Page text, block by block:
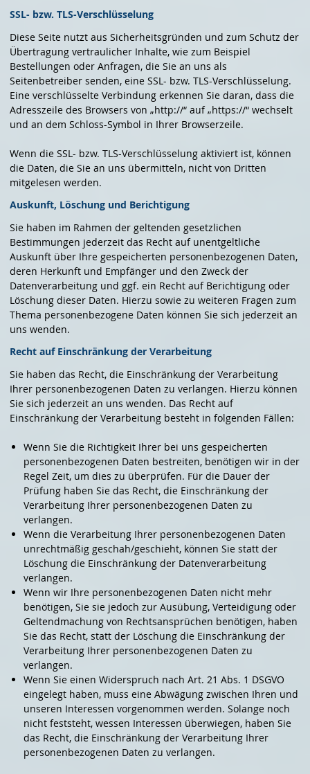
SSL- bzw. TLS-Verschlüsselung
Diese Seite nutzt aus Sicherheitsgründen und zum Schutz der
Übertragung vertraulicher Inhalte, wie zum Beispiel
Bestellungen oder Anfragen, die Sie an uns als
Seitenbetreiber senden, eine SSL- bzw. TLS-Verschlüsselung.
Eine verschlüsselte Verbindung erkennen Sie daran, dass die
Adresszeile des Browsers von „http://“ auf „https://“ wechselt
und an dem Schloss-Symbol in Ihrer Browserzeile.
Wenn die SSL- bzw. TLS-Verschlüsselung aktiviert ist, können
die Daten, die Sie an uns übermitteln, nicht von Dritten
mitgelesen werden.
Auskunft, Löschung und Berichtigung
Sie haben im Rahmen der geltenden gesetzlichen
Bestimmungen jederzeit das Recht auf unentgeltliche
Auskunft über Ihre gespeicherten personenbezogenen Daten,
deren Herkunft und Empfänger und den Zweck der
Datenverarbeitung und ggf. ein Recht auf Berichtigung oder
Löschung dieser Daten. Hierzu sowie zu weiteren Fragen zum
Thema personenbezogene Daten können Sie sich jederzeit an
uns wenden.
Recht auf Einschränkung der Verarbeitung
Sie haben das Recht, die Einschränkung der Verarbeitung
Ihrer personenbezogenen Daten zu verlangen. Hierzu können
Sie sich jederzeit an uns wenden. Das Recht auf
Einschränkung der Verarbeitung besteht in folgenden Fällen:
Wenn Sie die Richtigkeit Ihrer bei uns gespeicherten
personenbezogenen Daten bestreiten, benötigen wir in der
Regel Zeit, um dies zu überprüfen. Für die Dauer der
Prüfung haben Sie das Recht, die Einschränkung der
Verarbeitung Ihrer personenbezogenen Daten zu
verlangen.
Wenn die Verarbeitung Ihrer personenbezogenen Daten
unrechtmäßig geschah/geschieht, können Sie statt der
Löschung die Einschränkung der Datenverarbeitung
verlangen.
Wenn wir Ihre personenbezogenen Daten nicht mehr
benötigen, Sie sie jedoch zur Ausübung, Verteidigung oder
Geltendmachung von Rechtsansprüchen benötigen, haben
Sie das Recht, statt der Löschung die Einschränkung der
Verarbeitung Ihrer personenbezogenen Daten zu
verlangen.
Wenn Sie einen Widerspruch nach Art. 21 Abs. 1 DSGVO
eingelegt haben, muss eine Abwägung zwischen Ihren und
unseren Interessen vorgenommen werden. Solange noch
nicht feststeht, wessen Interessen überwiegen, haben Sie
das Recht, die Einschränkung der Verarbeitung Ihrer
personenbezogenen Daten zu verlangen.